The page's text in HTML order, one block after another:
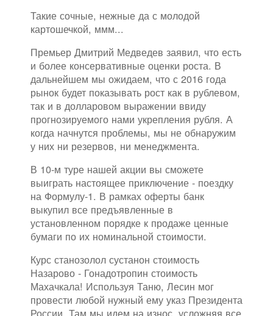
Такие сочные, нежные да с молодой
картошечкой, ммм...
Премьер Дмитрий Медведев заявил, что есть
и более консервативные оценки роста. В
дальнейшем мы ожидаем, что с 2016 года
рынок будет показывать рост как в рублевом,
так и в долларовом выражении ввиду
прогнозируемого нами укрепления рубля. А
когда начнутся проблемы, мы не обнаружим
у них ни резервов, ни менеджмента.
В 10-м туре нашей акции вы сможете
выиграть настоящее приключение - поездку
на Формулу-1. В рамках оферты банк
выкупил все предъявленные в
установленном порядке к продаже ценные
бумаги по их номинальной стоимости.
Курс станозолол сустанон стоимость
Назарово - Гонадотропин стоимость
Махачкала! Используя Таню, Лесин мог
провести любой нужный ему указ Президента
России. Там мы идем на износ, усложняя все